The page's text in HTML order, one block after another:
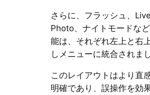
さらに、フラッシュ、Live
Photo、ナイトモードな
能は、それぞれ左上と右
しメニューに統合されまし
このレイアウトはより直
明確であり、誤操作を効